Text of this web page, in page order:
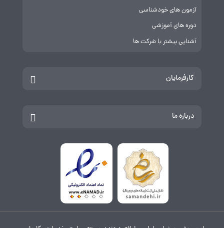
آزمون های خودشناسی
دوره های آموزشی
آشنایی بیشتر با شرکت ها
کارفرمایان
درباره ما